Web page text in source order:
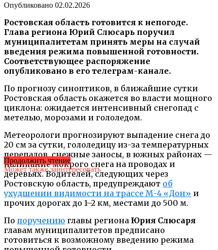
Опубликовано 02.02.2026
Ростовская область готовится к непогоде.
Глава региона Юрий Слюсарь поручил
муниципалитетам принять меры на случай
введения режима повышенной готовности.
Соответствующее распоряжение
опубликовано в его телеграм-канале.
По прогнозу синоптиков, в ближайшие сутки
Ростовская область окажется во власти мощного
циклона: ожидается интенсивный снегопад с
метелью, морозами и гололедом.
Метеорологи прогнозируют выпадение снега до
20 см за сутки, гололедицу из-за температурных
перепадов, снежные заносы, в южных районах —
налипание мокрого снега на проводах и
деревьях. Водителей, следующих через
Ростовскую область, предупреждают об
ухудшении видимости на трассе М-4 «Дон» и
прочих дорогах до 1–2 км, местами до 500 м.
По поручению главы региона Юрия Слюсаря
главам муниципалитетов предписано
готовиться к возможному введению режима
Продолжить чтение
Может также заинтересовать